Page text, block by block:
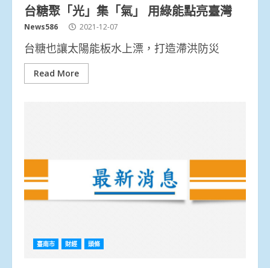
台糖聚「光」集「氣」 用綠能點亮臺灣
News586 2021-12-07
台糖也讓太陽能板水上漂，打造滯洪防災
Read More
臺南市 財經 頭條